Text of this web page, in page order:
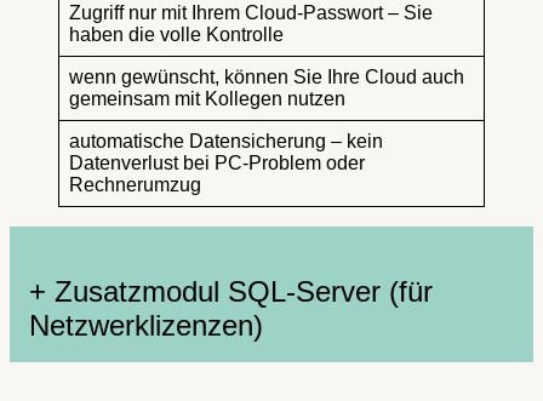
Zugriff nur mit Ihrem Cloud-Passwort – Sie
haben die volle Kontrolle
wenn gewünscht, können Sie Ihre Cloud auch
gemeinsam mit Kollegen nutzen
automatische Datensicherung – kein
Datenverlust bei PC-Problem oder
Rechnerumzug
+ Zusatzmodul SQL-Server (für
Netzwerklizenzen)